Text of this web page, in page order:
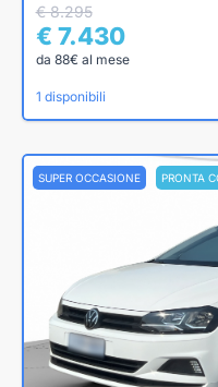
€ 8.295
€ 7.430
da 88€ al mese
1 disponibili
SUPER OCCASIONE PRONTA